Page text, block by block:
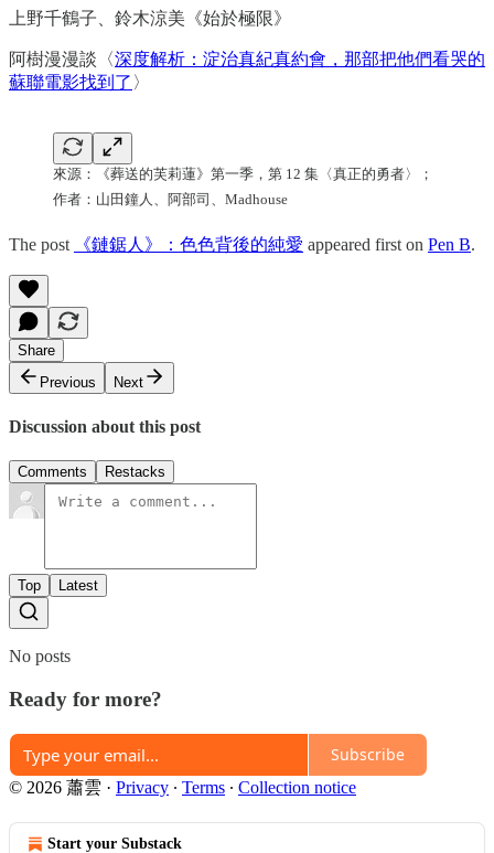
上野千鶴子、鈴木涼美《始於極限》
阿樹漫漫談〈深度解析：淀治真紀真約會，那部把他們看哭的
蘇聯電影找到了 〉
來源：《葬送的芙莉蓮》第一季，第 12 集〈真正的勇者〉；
作者：山田鐘人、阿部司、Madhouse
The post 《鏈鋸人》：色色背後的純愛 appeared first on Pen B.
Share
Previous
Next
Discussion about this post
Comments Restacks
Top Latest
No posts
Ready for more?
Subscribe
© 2026 蕭雲 · Privacy ∙ Terms ∙ Collection notice
Start your Substack